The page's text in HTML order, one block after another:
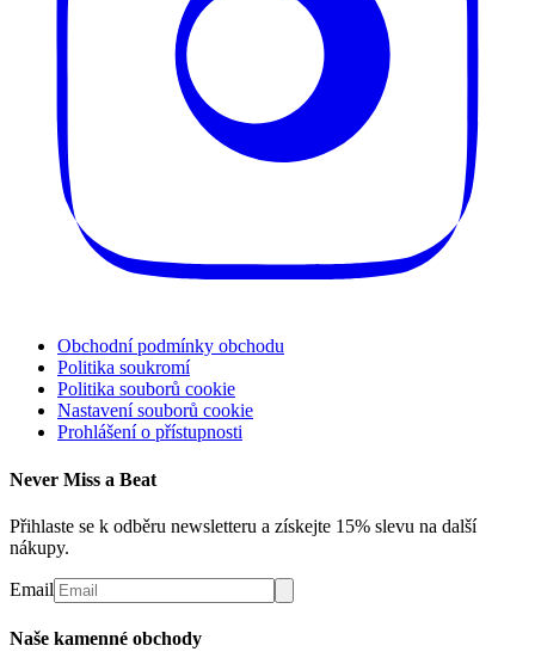
Obchodní podmínky obchodu
Politika soukromí
Politika souborů cookie
Nastavení souborů cookie
Prohlášení o přístupnosti
Never Miss a Beat
Přihlaste se k odběru newsletteru a získejte 15% slevu na další
nákupy.
Email
Naše kamenné obchody